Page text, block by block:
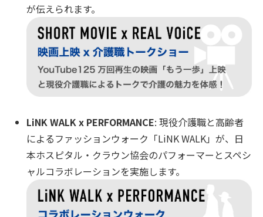
が伝えられます。
LiNK WALK x PERFORMANCE: 現役介護職と高齢者
によるファッションウォーク「LiNK WALK」が、日
本ホスピタル・クラウン協会のパフォーマーとスペシ
ャルコラボレーションを実施します。